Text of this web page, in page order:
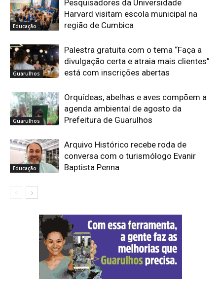
Educação
Pesquisadores da Universidade
Harvard visitam escola municipal na
região de Cumbica
Guarulhos
Palestra gratuita com o tema “Faça a
divulgação certa e atraia mais clientes”
está com inscrições abertas
Guarulhos
Orquídeas, abelhas e aves compõem a
agenda ambiental de agosto da
Prefeitura de Guarulhos
Educação
Arquivo Histórico recebe roda de
conversa com o turismólogo Evanir
Baptista Penna